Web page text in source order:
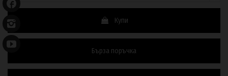
Купи
Бърза поръчка